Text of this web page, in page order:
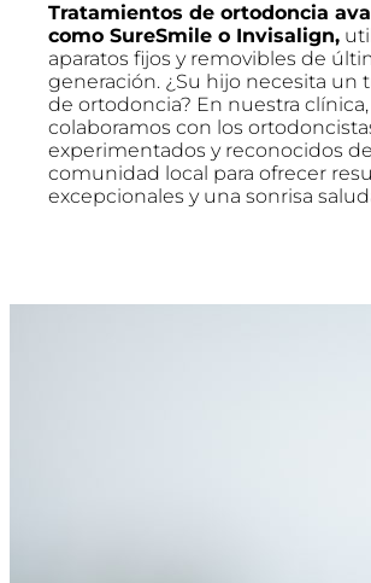
Tratamientos de ortodoncia
como SureSmile o Invisalign,
aparatos fijos y removibles de
generación. ¿Su hijo necesita un
de ortodoncia? En nuestra clínica,
colaboramos con los
experimentados y reconocidos
comunidad local para ofrecer
excepcionales y una sonrisa